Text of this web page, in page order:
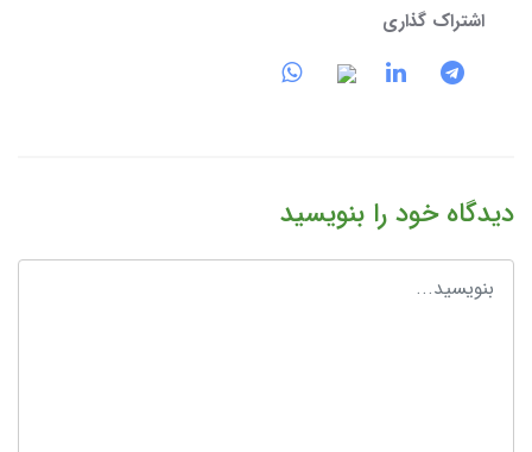
اشتراک گذاری
دیدگاه خود را بنویسید